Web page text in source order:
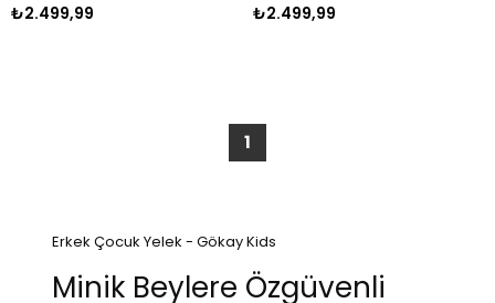
₺2.499,99 ₺2.499,99
1
Erkek Çocuk Yelek - Gökay Kids
Minik Beylere Özgüvenli